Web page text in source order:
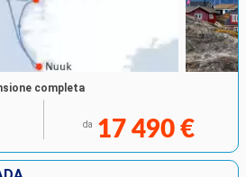
completa
da 17 490 €